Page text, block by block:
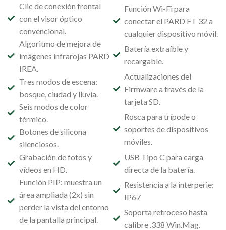
Clic de conexión frontal
con el visor óptico
convencional.
Algoritmo de mejora de
imágenes infrarojas PARD
IREA.
Tres modos de escena:
bosque, ciudad y lluvía.
Seis modos de color
térmico.
Botones de silicona
silenciosos.
Grabación de fotos y
vídeos en HD.
Función PIP: muestra un
área ampliada (2x) sin
perder la vista del entorno
de la pantalla principal.
Función Wi-Fi para
conectar el PARD FT 32 a
cualquier dispositivo móvil.
Batería extraíble y
recargable.
Actualizaciones del
Firmware a través de la
tarjeta SD.
Rosca para trípode o
soportes de dispositivos
móviles.
USB Tipo C para carga
directa de la batería.
Resistencia a la interperie:
IP67
Soporta retroceso hasta
calibre .338 Win.Mag.